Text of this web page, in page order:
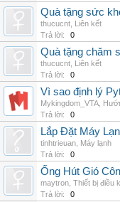
Quà tặng sức
thucucnt Liên kết
Trả lời:
0
Quà tặng chăm
thucucnt Liên kết
Trả lời:
0
Vì sao định lý
Mykingdom_VTA
Trả lời:
0
Lắp Đặt Máy
tinhtrieuan Máy lạnh
Trả lời:
0
Ống Hút Gió
maytron Thiết bị điều
Trả lời:
0